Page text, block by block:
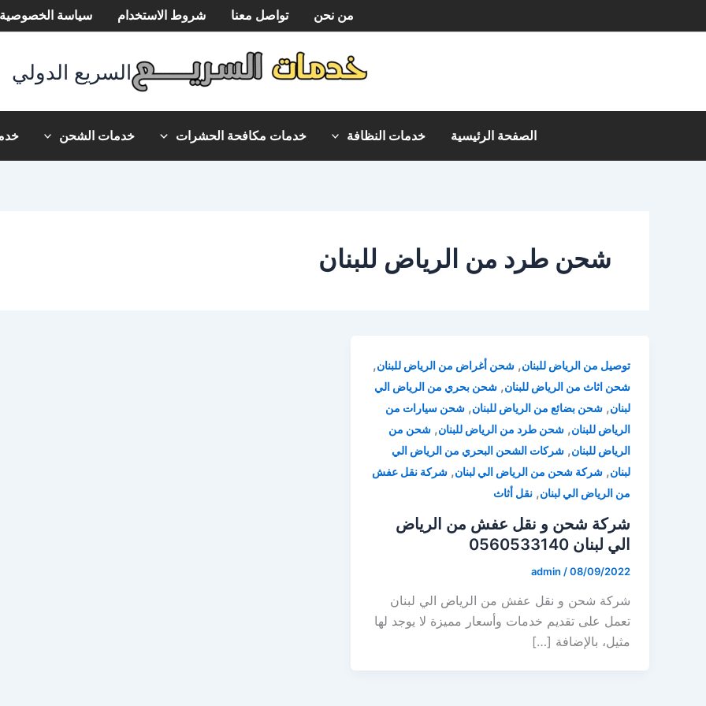
إلى
من نحن تواصل معنا شروط الاستخدام سياسة الخصوصية
السريع الدولي
الصفحة الرئيسية خدمات النظافة خدمات مكافحة الحشرات خدمات الشحن
شحن طرد من الرياض للبنان
توصيل من الرياض للبنان, شحن أغراض من الرياض للبنان,
شحن اثاث من الرياض للبنان, شحن بحري من الرياض الي
لبنان, شحن بضائع من الرياض للبنان, شحن سيارات من
الرياض للبنان, شحن طرد من الرياض للبنان, شحن من
الرياض للبنان, شركات الشحن البحري من الرياض الي
لبنان, شركة شحن من الرياض الي لبنان, شركة نقل عفش
من الرياض الي لبنان, نقل أثاث
شركة شحن و نقل عفش من الرياض
الي لبنان 0560533140
admin /08/09/2022
شركة شحن و نقل عفش من الرياض الي لبنان
تعمل على تقديم خدمات وأسعار مميزة لا يوجد لها
مثيل، بالإضافة […]